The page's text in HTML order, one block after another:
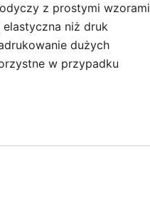
z prostymi wzorami
niż druk
dużych
w przypadku